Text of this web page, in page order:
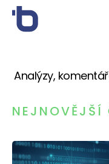
Analýzy,
NEJNOVĚJŠÍ